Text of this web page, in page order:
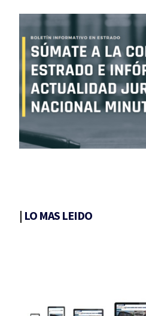
| LO MAS LEIDO